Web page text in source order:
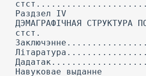
Раздзел IV
ДЭМАГРАФІЧНАЯ СТРУКТУРА
стст.
Навуковае выданне